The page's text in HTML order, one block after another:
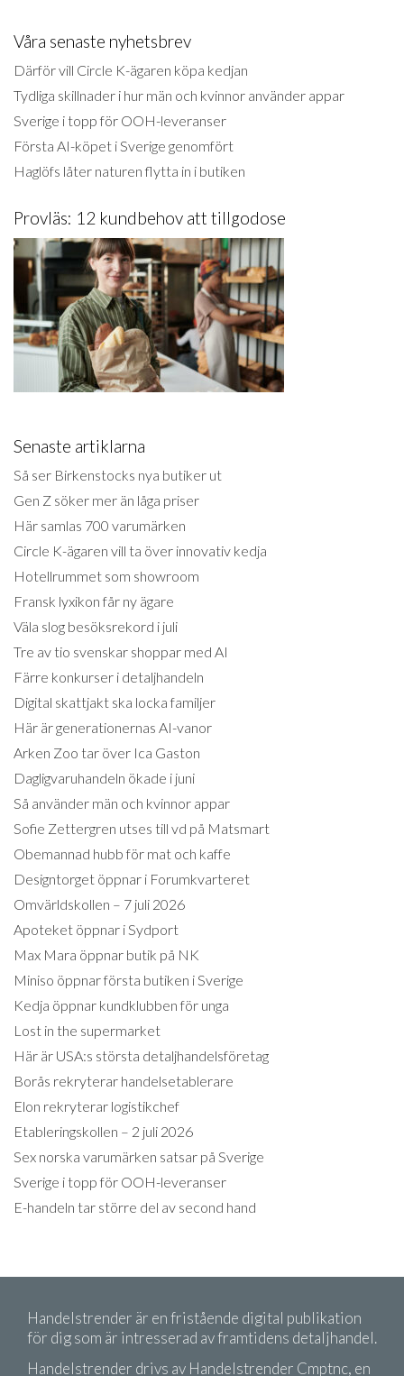
Våra senaste nyhetsbrev
Därför vill Circle K-ägaren köpa kedjan
Tydliga skillnader i hur män och kvinnor använder appar
Sverige i topp för OOH-leveranser
Första AI-köpet i Sverige genomfört
Haglöfs låter naturen flytta in i butiken
Provläs: 12 kundbehov att tillgodose
Senaste artiklarna
Så ser Birkenstocks nya butiker ut
Gen Z söker mer än låga priser
Här samlas 700 varumärken
Circle K-ägaren vill ta över innovativ kedja
Hotellrummet som showroom
Fransk lyxikon får ny ägare
Väla slog besöksrekord i juli
Tre av tio svenskar shoppar med AI
Färre konkurser i detaljhandeln
Digital skattjakt ska locka familjer
Här är generationernas AI-vanor
Arken Zoo tar över Ica Gaston
Dagligvaruhandeln ökade i juni
Så använder män och kvinnor appar
Sofie Zettergren utses till vd på Matsmart
Obemannad hubb för mat och kaffe
Designtorget öppnar i Forumkvarteret
Omvärldskollen – 7 juli 2026
Apoteket öppnar i Sydport
Max Mara öppnar butik på NK
Miniso öppnar första butiken i Sverige
Kedja öppnar kundklubben för unga
Lost in the supermarket
Här är USA:s största detaljhandelsföretag
Borås rekryterar handelsetablerare
Elon rekryterar logistikchef
Etableringskollen – 2 juli 2026
Sex norska varumärken satsar på Sverige
Sverige i topp för OOH-leveranser
E-handeln tar större del av second hand
Handelstrender är en fristående digital publikation
för dig som är intresserad av framtidens detaljhandel.
Handelstrender drivs av Handelstrender Cmptnc, en